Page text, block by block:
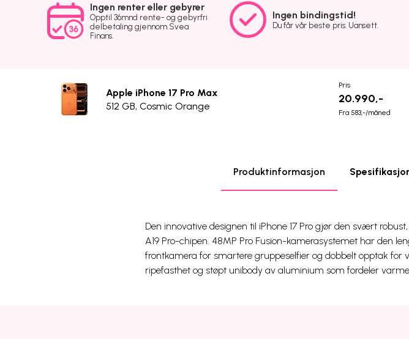
Ingen renter eller gebyrer
Opptil 36mnd rente- og gebyrfri
delbetaling gjennom Svea
Finans.
Ingen bindingstid!
Du får vår beste pris. Uansett.
Apple iPhone 17 Pro Max
512 GB, Cosmic Orange
Pris
20.990,-
Fra 583,-/måned
Produktinformasjon
Den innovative designen til iPhone 17 Pro gjør den svært
A19 Pro-chipen. 48MP Pro Fusion-kamerasystemet har den
frontkamera for smartere gruppeselfier og dobbelt opptak for
ripefasthet og støpt unibody av aluminium som fordeler